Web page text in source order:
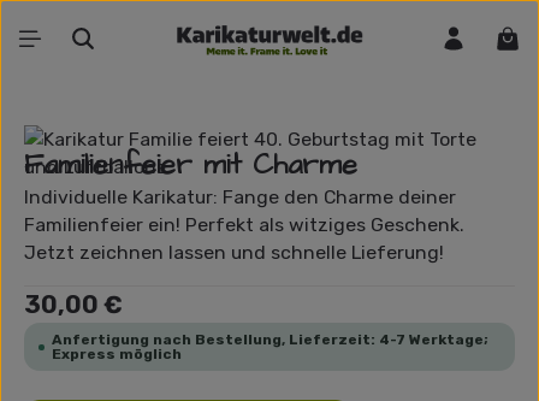
Zum Hauptinhalt springen
Bildergalerie überspringen
Familienfeier mit Charme
Individuelle Karikatur: Fange den Charme deiner
Familienfeier ein! Perfekt als witziges Geschenk.
Jetzt zeichnen lassen und schnelle Lieferung!
Regulärer Preis:
30,00 €
Anfertigung nach Bestellung, Lieferzeit: 4-7 Werktage;
Express möglich